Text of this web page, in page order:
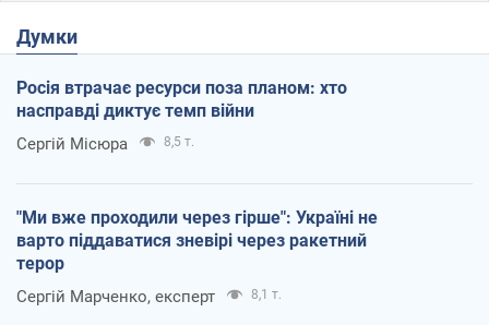
Думки
Росія втрачає ресурси поза планом: хто
насправді диктує темп війни
Сергій Місюра 8,5 т.
"Ми вже проходили через гірше": Україні не
варто піддаватися зневірі через ракетний
терор
Сергій Марченко, експерт 8,1 т.